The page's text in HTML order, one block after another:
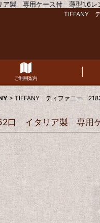
製 専用ケース付 薄型1.6レ
TIFFANY
ご利用案内
> TIFFANY ティファニー
イタリア製 専用